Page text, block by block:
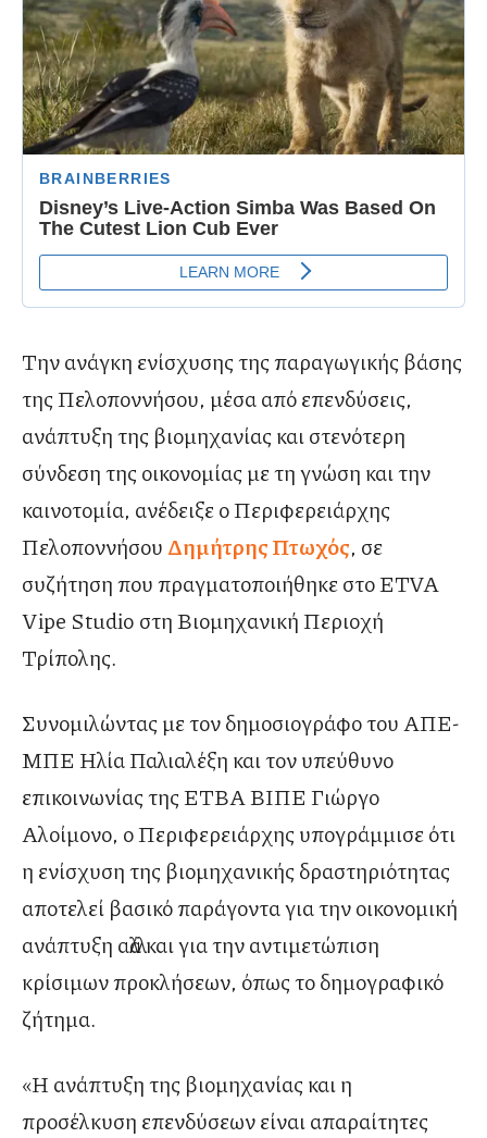
Την ανάγκη ενίσχυσης της παραγωγικής βάσης
της Πελοποννήσου, μέσα από επενδύσεις,
ανάπτυξη της βιομηχανίας και στενότερη
σύνδεση της οικονομίας με τη γνώση και την
καινοτομία, ανέδειξε ο Περιφερειάρχης
Πελοποννήσου Δημήτρης Πτωχός, σε
συζήτηση που πραγματοποιήθηκε στο ETVA
Vipe Studio στη Βιομηχανική Περιοχή
Τρίπολης.
Συνομιλώντας με τον δημοσιογράφο του ΑΠΕ-
ΜΠΕ Ηλία Παλιαλέξη και τον υπεύθυνο
επικοινωνίας της ΕΤΒΑ ΒΙΠΕ Γιώργο
Αλοίμονο, ο Περιφερειάρχης υπογράμμισε ότι
η ενίσχυση της βιομηχανικής δραστηριότητας
αποτελεί βασικό παράγοντα για την οικονομική
ανάπτυξη αλλά και για την αντιμετώπιση
κρίσιμων προκλήσεων, όπως το δημογραφικό
ζήτημα.
«Η ανάπτυξη της βιομηχανίας και η
προσέλκυση επενδύσεων είναι απαραίτητες